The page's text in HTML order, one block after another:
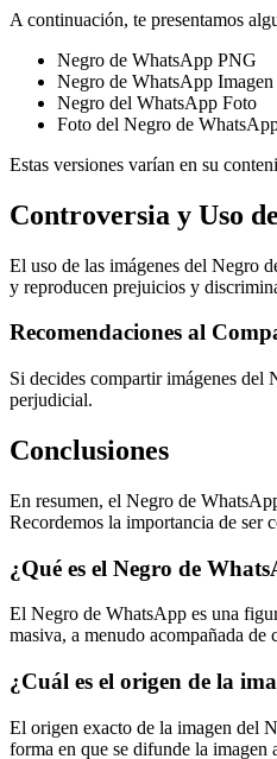
A continuación, te presentamos
Negro de WhatsApp PNG
Negro de WhatsApp
Negro del WhatsApp Foto
Foto del Negro de
Estas versiones varían en su
Controversia y Uso
El uso de las imágenes del Negro
y reproducen prejuicios y
Recomendaciones al
Si decides compartir imágenes del
perjudicial.
Conclusiones
En resumen, el Negro de
Recordemos la importancia de ser
¿Qué es el Negro de
El Negro de WhatsApp es una
masiva, a menudo acompañada de
¿Cuál es el origen de la
El origen exacto de la imagen del
forma en que se difunde la imagen